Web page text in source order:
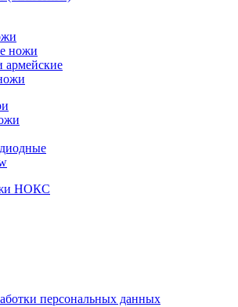
ножи
армейские
НОКС
персональных данных